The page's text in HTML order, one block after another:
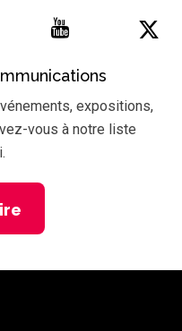
expositions,
vous à notre liste